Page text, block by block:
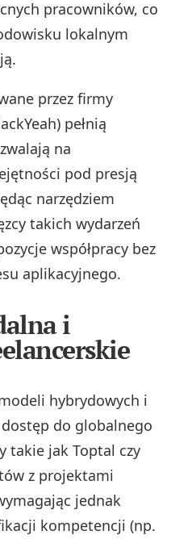
pracowników, co
lokalnym
przez firmy
pełnią
na
pod presją
narzędziem
takich wydarzeń
współpracy bez
aplikacyjnego.
i
hybrydowych i
do globalnego
takie jak Toptal czy
z projektami
jednak
kompetencji (np.